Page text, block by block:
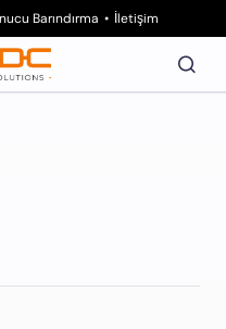
Barındırma İletişim